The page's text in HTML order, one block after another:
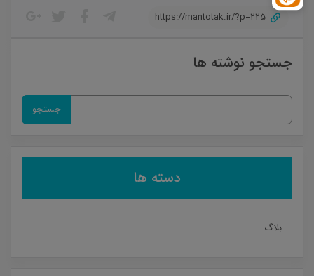
https://mantotak.ir/?p=225
جستجو نوشته ها
برای:
دسته ها
بلاگ